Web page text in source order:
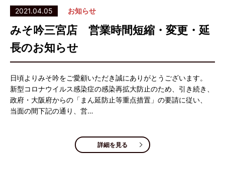
2021.04.05 お知らせ
みそ吟三宮店 営業時間短縮・変更・延
長のお知らせ
日頃よりみそ吟をご愛顧いただき誠にありがとうございます。
新型コロナウイルス感染症の感染再拡大防止のため、引き続き、
政府・大阪府からの「まん延防止等重点措置」の要請に従い、
当面の間下記の通り、営…
詳細を見る